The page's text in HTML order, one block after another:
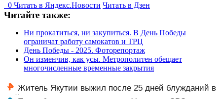
0 Читать в Яндекс.Новости Читать в Дзен
Читайте также:
Ни прокатиться, ни закупиться. В День Победы
ограничат работу самокатов и ТРЦ
День Победы - 2025. Фоторепортаж
Он изменчив, как усы. Метрополитен обещает
многочисленные временные закрытия
Житель Якутии выжил после 25 дней блужданий в